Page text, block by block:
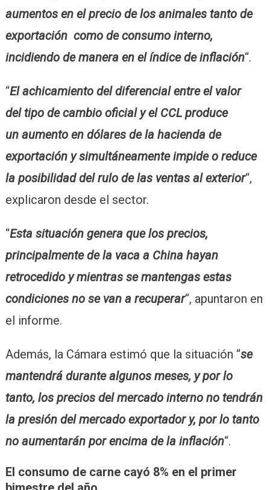
aumentos en el precio de los animales tanto de
exportación como de consumo interno,
incidiendo de manera en el índice de inflación“.
“El achicamiento del diferencial entre el valor
del tipo de cambio oficial y el CCL produce
un aumento en dólares de la hacienda de
exportación y simultáneamente impide o reduce
la posibilidad del rulo de las ventas al exterior“,
explicaron desde el sector.
“Esta situación genera que los precios,
principalmente de la vaca a China hayan
retrocedido y mientras se mantengas estas
condiciones no se van a recuperar“, apuntaron en
el informe.
Además, la Cámara estimó que la situación “se
mantendrá durante algunos meses, y por lo
tanto, los precios del mercado interno no tendrán
la presión del mercado exportador y, por lo tanto
no aumentarán por encima de la inflación“.
El consumo de carne cayó 8% en el primer